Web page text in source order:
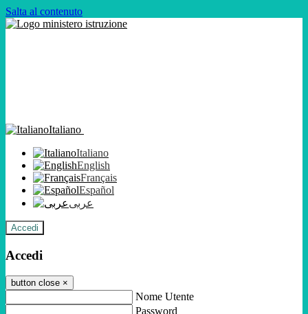
Salta al contenuto
Italiano
Italiano
English
Français
Español
عربى
Accedi
Accedi
button close ×
Nome Utente
Password